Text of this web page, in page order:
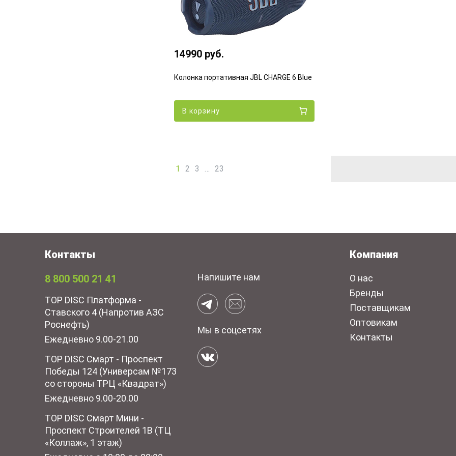
14990 руб.
Колонка портативная JBL CHARGE 6 Blue
В корзину
1 2 3 … 23
Контакты
8 800 500 21 41
TOP DISC Платформа -
Ставского 4 (Напротив АЗС
Роснефть)
Ежедневно 9.00-21.00
TOP DISC Смарт - Проспект
Победы 124 (Универсам №173
со стороны ТРЦ «Квадрат»)
Ежедневно 9.00-20.00
TOP DISC Смарт Мини -
Проспект Строителей 1В (ТЦ
«Коллаж», 1 этаж)
Напишите нам
Мы в соцсетях
Компания
О нас
Бренды
Поставщикам
Оптовикам
Контакты